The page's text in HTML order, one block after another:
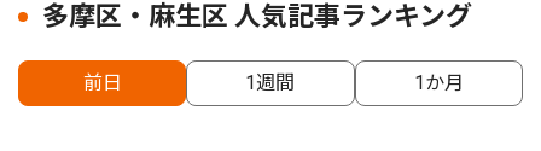
多摩区・麻生区 人気記事ランキング
前日 1週間 1か月